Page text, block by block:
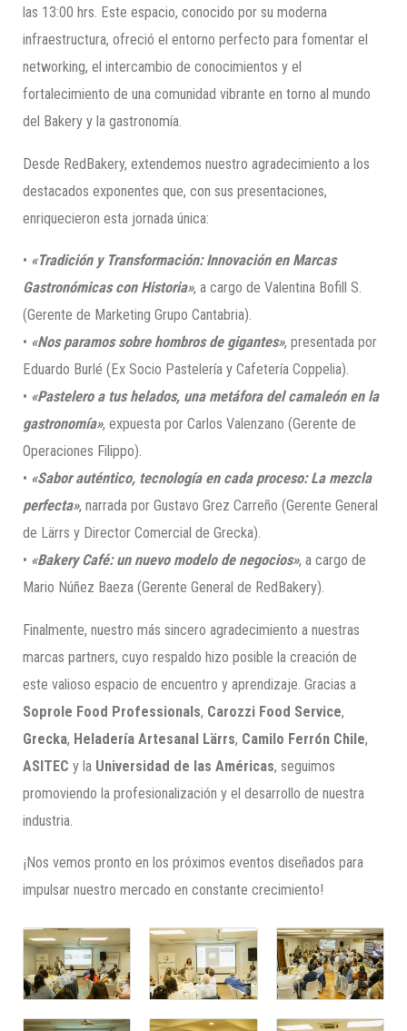
las 13:00 hrs. Este espacio, conocido por su moderna
infraestructura, ofreció el entorno perfecto para fomentar el
networking, el intercambio de conocimientos y el
fortalecimiento de una comunidad vibrante en torno al mundo
del Bakery y la gastronomía.
Desde RedBakery, extendemos nuestro agradecimiento a los
destacados exponentes que, con sus presentaciones,
enriquecieron esta jornada única:
• «Tradición y Transformación: Innovación en Marcas
Gastronómicas con Historia», a cargo de Valentina Bofill S.
(Gerente de Marketing Grupo Cantabria).
• «Nos paramos sobre hombros de gigantes», presentada por
Eduardo Burlé (Ex Socio Pastelería y Cafetería Coppelia).
• «Pastelero a tus helados, una metáfora del camaleón en la
gastronomía», expuesta por Carlos Valenzano (Gerente de
Operaciones Filippo).
• «Sabor auténtico, tecnología en cada proceso: La mezcla
perfecta», narrada por Gustavo Grez Carreño (Gerente General
de Lärrs y Director Comercial de Grecka).
• «Bakery Café: un nuevo modelo de negocios», a cargo de
Mario Núñez Baeza (Gerente General de RedBakery).
Finalmente, nuestro más sincero agradecimiento a nuestras
marcas partners, cuyo respaldo hizo posible la creación de
este valioso espacio de encuentro y aprendizaje. Gracias a
Soprole Food Professionals, Carozzi Food Service,
Grecka, Heladería Artesanal Lärrs, Camilo Ferrón Chile,
ASITEC y la Universidad de las Américas, seguimos
promoviendo la profesionalización y el desarrollo de nuestra
industria.
¡Nos vemos pronto en los próximos eventos diseñados para
impulsar nuestro mercado en constante crecimiento!